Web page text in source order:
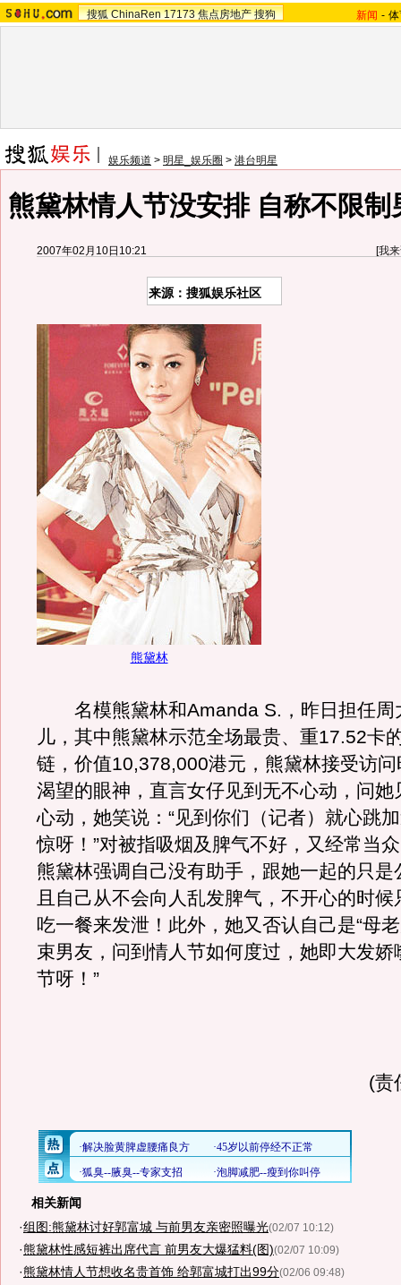
搜狐 ChinaRen 17173 焦点房地产 搜狗 新闻 -
娱乐频道 > 明星_娱乐圈 > 港台明星
熊黛林情人节没安排 自称不限制
2007年02月10日10:21 [我
来源：搜狐娱乐社区
熊黛林
名模熊黛林和Amanda S.，昨日担任周
儿，其中熊黛林示范全场最贵、重17.52卡
链，价值10,378,000港元，熊黛林接受访
渴望的眼神，直言女仔见到无不心动，问她
心动，她笑说：“见到你们（记者）就心跳
惊呀！”对被指吸烟及脾气不好，又经常当
熊黛林强调自己没有助手，跟她一起的只是
且自己从不会向人乱发脾气，不开心的时候
吃一餐来发泄！此外，她又否认自己是“母
束男友，问到情人节如何度过，她即大发娇
节呀！”
(责
相关新闻
·组图:熊黛林讨好郭富城 与前男友亲密照曝光(02/07 10:12)
·熊黛林性感短裤出席代言 前男友大爆猛料(图)(02/07 10:09)
·熊黛林情人节想收名贵首饰 给郭富城打出99分(02/06 09:48)